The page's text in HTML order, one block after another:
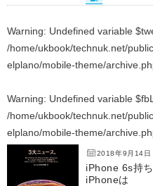
Warning: Undefined variable
/home/ukbook/technuk.net/
elplano/mobile-theme/
Warning: Undefined variable
/home/ukbook/technuk.net/
elplano/mobile-theme/
2018年9月14日
iPhone 6s持
iPhoneは